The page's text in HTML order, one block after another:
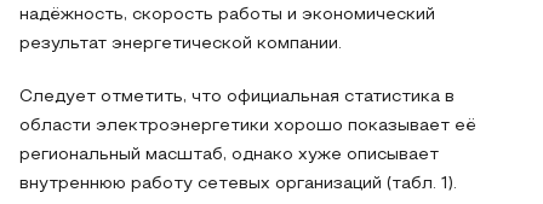
надёжность, скорость работы и экономический
результат энергетической компании.
Следует отметить, что официальная статистика в
области электроэнергетики хорошо показывает её
региональный масштаб, однако хуже описывает
внутреннюю работу сетевых организаций (табл. 1).